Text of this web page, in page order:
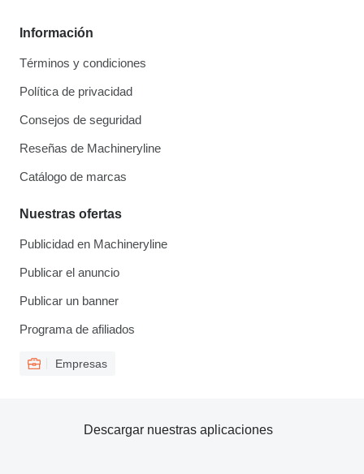
Información
Términos y condiciones
Política de privacidad
Consejos de seguridad
Reseñas de Machineryline
Catálogo de marcas
Nuestras ofertas
Publicidad en Machineryline
Publicar el anuncio
Publicar un banner
Programa de afiliados
Empresas
Descargar nuestras aplicaciones